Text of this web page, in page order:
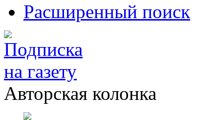
Расширенный поиск
Авторская колонка